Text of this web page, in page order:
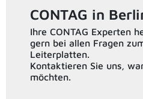
CONTAG in
Ihre CONTAG Experten
gern bei allen Fragen
Leiterplatten.
Kontaktieren Sie uns,
möchten.